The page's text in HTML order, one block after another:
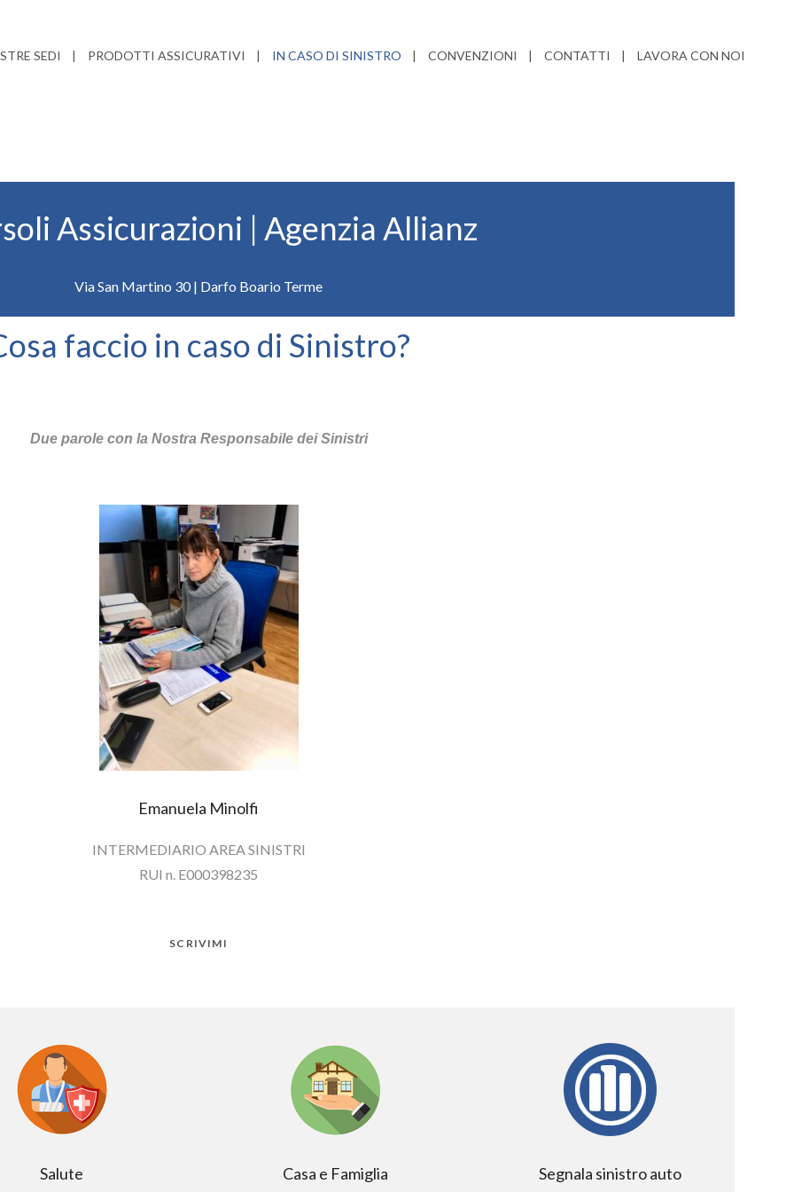
SEDI PRODOTTI ASSICURATIVI IN CASO DI SINISTRO CONVENZIONI CONTATTI LAVORA CON NOI
Assicurazioni | Agenzia Allianz
Via San Martino 30 | Darfo Boario Terme
faccio in caso di Sinistro?
Due parole con la Nostra Responsabile dei Sinistri
Emanuela Minolfi
INTERMEDIARIO AREA SINISTRI
RUI n. E000398235
SCRIVIMI
Salute Casa e Famiglia Segnala sinistro auto